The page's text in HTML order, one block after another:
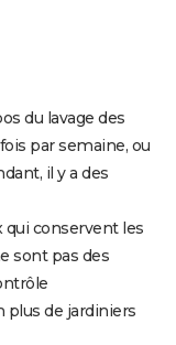
du lavage des
par semaine, ou
il y a des
qui conservent les
sont pas des
plus de jardiniers